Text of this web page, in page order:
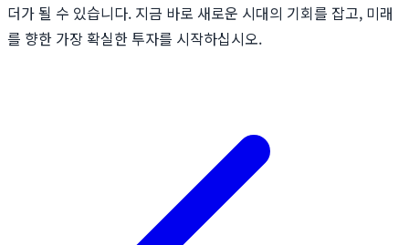
더가 될 수 있습니다. 지금 바로 새로운 시대의 기회를 잡고, 미래
를 향한 가장 확실한 투자를 시작하십시오.